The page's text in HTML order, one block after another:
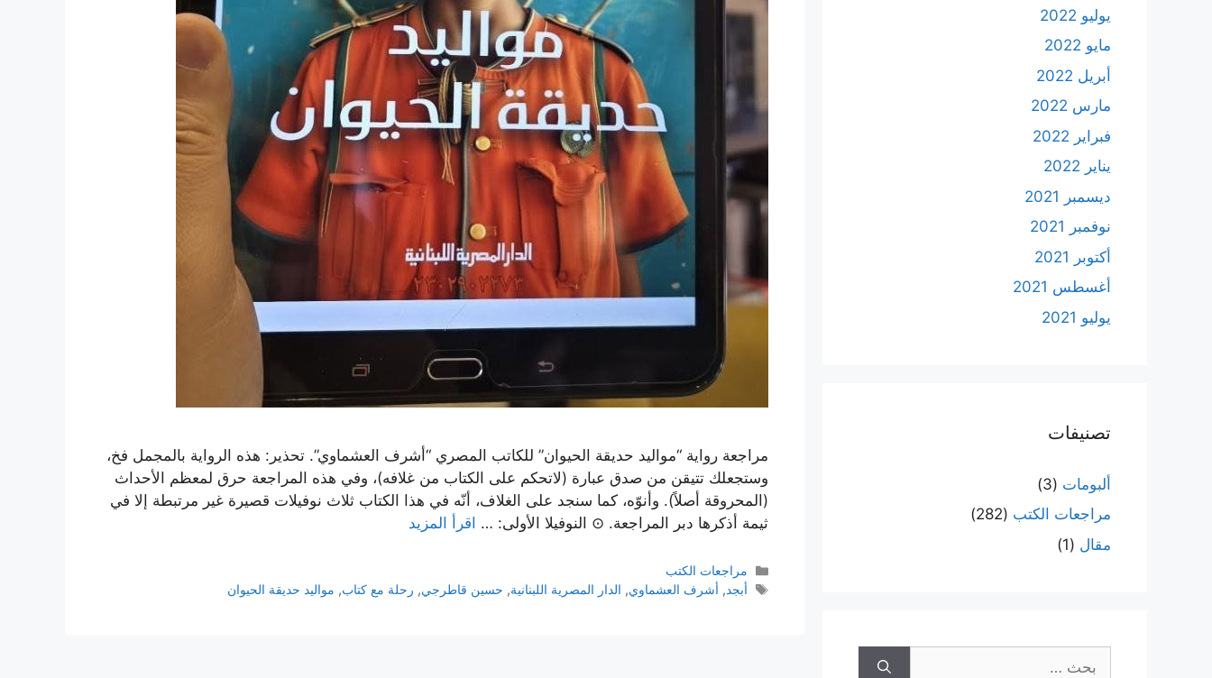
مراجعة رواية “مواليد حديقة الحيوان” للكاتب المصري “أشرف العشماوي”. تحذير: هذه الرواية بالمجمل فخ،
وستجعلك تتيقن من صدق عبارة (لاتحكم على الكتاب من غلافه)، وفي هذه المراجعة حرق لمعظم الأحداث
(المحروقة أصلاً). وأنوّه، كما سنجد على الغلاف، أنّه في هذا الكتاب ثلاث نوفيلات قصيرة غير مرتبطة إلا في
ثيمة أذكرها دبر المراجعة. ⊙ النوفيلا الأولى: … اقرأ المزيد
التصنيفات
مراجعات الكتب
الوسوم
أبجد, أشرف العشماوي, الدار المصرية اللبنانية, حسين قاطرجي, رحلة مع كتاب, مواليد حديقة الحيوان
يوليو 2022
مايو 2022
أبريل 2022
مارس 2022
فبراير 2022
يناير 2022
ديسمبر 2021
نوفمبر 2021
أكتوبر 2021
أغسطس 2021
يوليو 2021
تصنيفات
ألبومات (3)
مراجعات الكتب (282)
مقال (1)